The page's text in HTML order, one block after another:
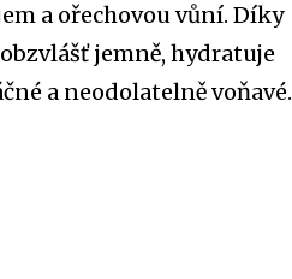
a ořechovou vůní. Díky
jemně, hydratuje
a neodolatelně voňavé.